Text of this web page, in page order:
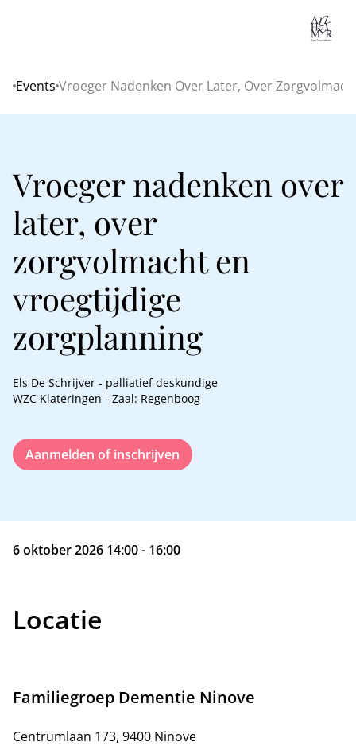
Home
Events Vroeger Nadenken Over Later, Over
Vroeger nadenken over
later, over
zorgvolmacht en
vroegtijdige
zorgplanning
Els De Schrijver - palliatief deskundige
WZC Klateringen - Zaal: Regenboog
Aanmelden of inschrijven
6 oktober 2026 14:00 - 16:00
Locatie
Familiegroep Dementie Ninove
Centrumlaan 173, 9400 Ninove